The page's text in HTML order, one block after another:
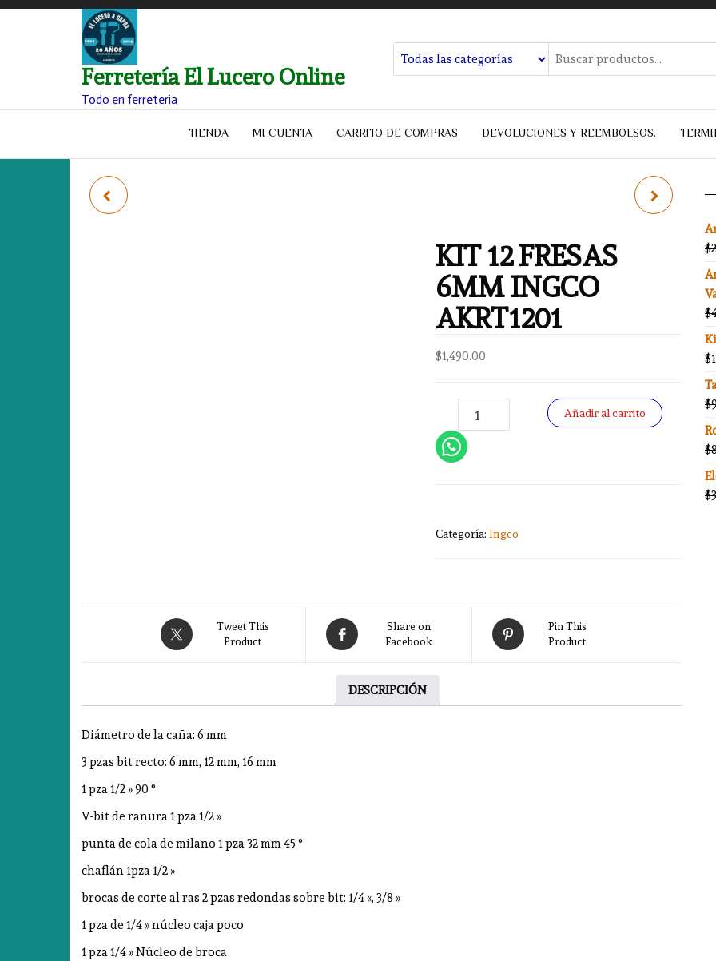
Ferretería El Lucero Online
Todo en ferreteria
TIENDA MI CUENTA CARRITO DE COMPRAS DEVOLUCIONES Y REEMBOLSOS.
KIT 12 FRESAS
6MM INGCO
AKRT1201
$1,490.00
KIT 12 FRESAS 6MM INGCO AKRT1201 cantidad
Añadir al carrito
Categoría: Ingco
Tweet This
Product
Share on
Facebook
Pin This
Product
DESCRIPCIÓN
Diámetro de la caña: 6 mm
3 pzas bit recto: 6 mm, 12 mm, 16 mm
1 pza 1/2 » 90 °
V-bit de ranura 1 pza 1/2 »
punta de cola de milano 1 pza 32 mm 45 °
chaflán 1pza 1/2 »
brocas de corte al ras 2 pzas redondas sobre bit: 1/4 «, 3/8 »
1 pza de 1/4 » núcleo caja poco
1 pza 1/4 » Núcleo de broca
$
$
$
$
$
$